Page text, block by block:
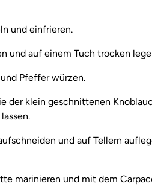
und einfrieren.
und auf einem Tuch trocken
Pfeffer würzen.
der klein geschnittenen
und auf Tellern
marinieren und mit dem